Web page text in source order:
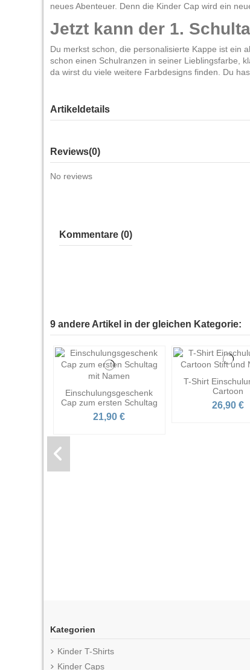
neues Abenteuer. Denn die Kinder Cap wird ein
Jetzt kann der 1.
Du merkst schon, die personalisierte Kappe ist ein
schon einen Schulranzen in seiner Lieblingsfarbe,
da wirst du viele weitere Farbdesigns finden. Du
Artikeldetails
Reviews(0)
No reviews
Kommentare (0)
9 andere Artikel in der gleichen Kategorie:
Einschulungsgeschenk
Cap zum ersten Schultag
21,90 €
T-Shirt
Cartoon
26,90 €
Kategorien
Kinder T-Shirts
Kinder Caps